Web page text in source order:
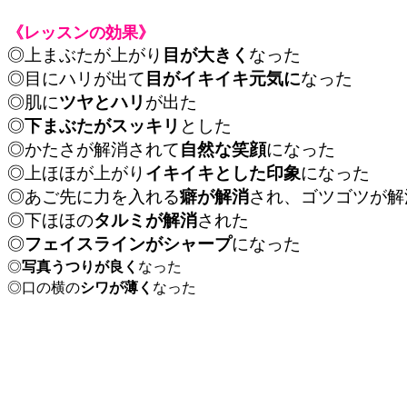
《レッスンの効果》
◎上まぶたが上がり 目が大きく なった
◎目にハリが出て 目がイキイキ元気になった
◎肌にツヤとハリ が出た
◎下まぶたがスッキリ とした
◎かたさが解消されて自然な笑顔になった
◎上ほほが上がり イキイキとした印象になった
◎あご先に力を入れる癖が解消され、ゴツゴツが
◎下ほほのタルミが解消された
◎フェイスラインがシャープになった
◎写真うつりが良く なった
◎口の横のシワが薄く なった